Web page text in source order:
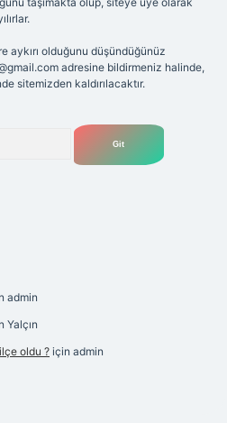
aykırı olduğunu düşündüğünüz
adresine bildirmeniz halinde,
sitemizden kaldırılacaktır.
admin
Yalçın
oldu ? için admin